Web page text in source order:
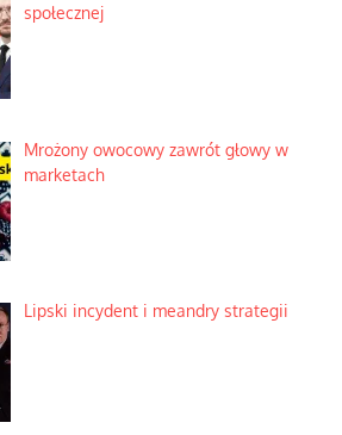
społecznej
Mrożony owocowy zawrót głowy w
marketach
Lipski incydent i meandry strategii